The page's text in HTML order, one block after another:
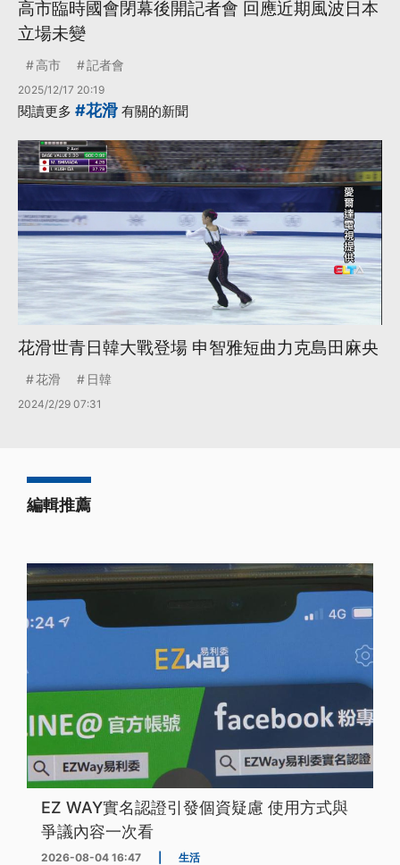
高市臨時國會閉幕後開記者會 回應近期風波日本
立場未變
高市 記者會
2025/12/17 20:19
閱讀更多 #花滑 有關的新聞
花滑世青日韓大戰登場 申智雅短曲力克島田麻央
花滑 日韓
2024/2/29 07:31
編輯推薦
EZ WAY實名認證引發個資疑慮 使用方式與
爭議內容一次看
2026-08-04 16:47 生活